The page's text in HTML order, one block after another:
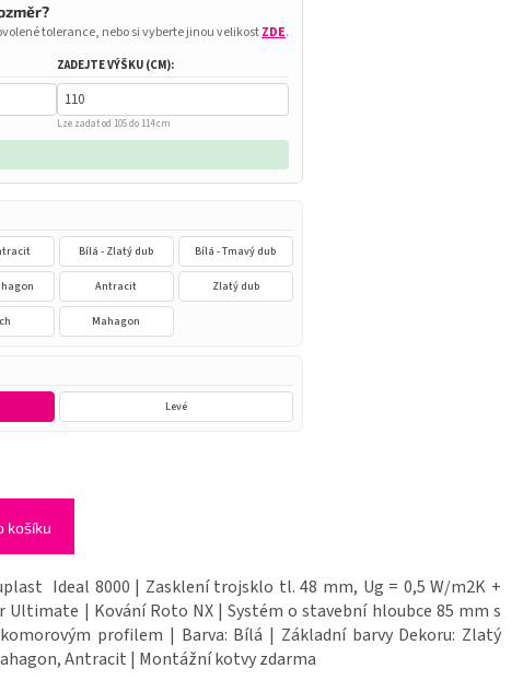
tolerance, nebo si vyberte jinou velikostZDE.
ZADEJTE VÝŠKU (CM):
Lze zadat od 105 do 114 cm
Bílá - Zlatý dub Bílá - Tmavý dub
Antracit Zlatý dub
Mahagon
Levé
košíku
Ideal 8000 | Zasklení trojsklo tl. 48 mm, Ug = 0,5 W/m2K +
Ultimate | Kování Roto NX | Systém o stavební hloubce 85 mm s
profilem | Barva: Bílá | Základní barvy Dekoru: Zlatý
Antracit | Montážní kotvy zdarma